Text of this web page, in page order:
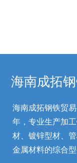
海南成拓钢铁贸
年，专业生产加
材、镀锌型材、
金属材料的综合型
海南成拓